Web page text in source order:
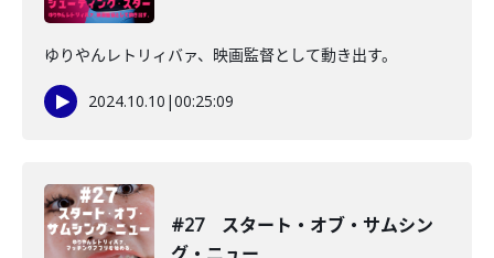
ゆりやんレトリィバァ、映画監督として動き出す。
2024.10.10 |00:25:09
#27 スタート・オブ・サムシン